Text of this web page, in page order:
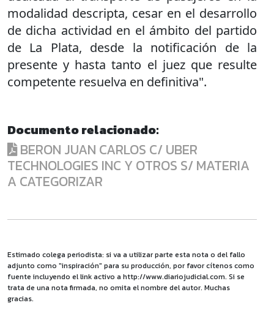
modalidad descripta, cesar en el desarrollo
de dicha actividad en el ámbito del partido
de La Plata, desde la notificación de la
presente y hasta tanto el juez que resulte
competente resuelva en definitiva".
Documento relacionado:
BERON JUAN CARLOS C/ UBER
TECHNOLOGIES INC Y OTROS S/ MATERIA
A CATEGORIZAR
Estimado colega periodista: si va a utilizar parte esta nota o del fallo
adjunto como "inspiración" para su producción, por favor cítenos como
fuente incluyendo el link activo a http://www.diariojudicial.com. Si se
trata de una nota firmada, no omita el nombre del autor. Muchas
gracias.